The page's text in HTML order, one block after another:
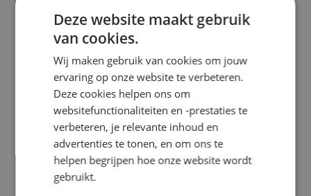
2. Je merk komt professioneel
en innovatief over
Bedrijven met een LED beursstand stralen
professionaliteit uit. De verlichting benadrukt je
grafisch ontwerp en geeft een hoogwaardige
uitstraling. Dit helpt bij het versterken van je
merkidentiteiten zorgt voor een consistente
presentatie. Combineer dit met een strak
textielframe
Deze website maakt gebruik
van cookies.
Wij maken gebruik van cookies om jouw
ervaring op onze website te verbeteren.
Deze cookies helpen ons om
websitefunctionaliteiten en -prestaties te
verbeteren, je relevante inhoud en
advertenties te tonen, en om ons te
helpen begrijpen hoe onze website wordt
gebruikt.